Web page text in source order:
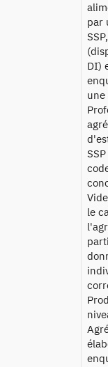
par
DI)
une
le
Presse et rapports
Marchés publics
Mentions légales
Protection des
personnelles